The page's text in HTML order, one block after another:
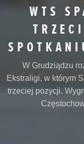
WTS
W Grudziądzu
Ekstraligi, w którym
trzeciej pozycji.